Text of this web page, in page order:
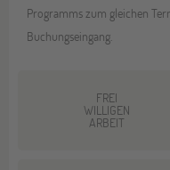
Programms zum gleichen
Buchungseingang.
FREI
WILLIGEN
ARBEIT